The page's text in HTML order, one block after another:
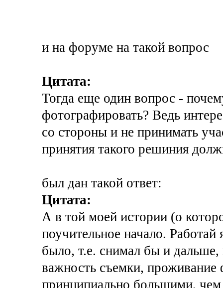
и на форуме на такой вопрос
Цитата:
Тогда еще один вопрос -
фотографировать? Ведь
со стороны и не принимать
принятия такого решиния
был дан такой ответ:
Цитата:
А в той моей истории (о
поучительное начало.
было, т.е. снимал бы и
важность съемки,
принципиально большими,